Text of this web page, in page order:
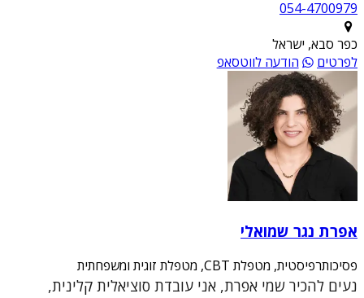
054-4700979
כפר סבא, ישראל
לפרטים
הודעה לווטסאפ
אפרת נגר שמואלי
פסיכותרפיסטית, מטפלת CBT, מטפלת זוגית ומשפחתית
נעים להכיר שמי אפרת, אני עובדת סוציאלית קלינית,